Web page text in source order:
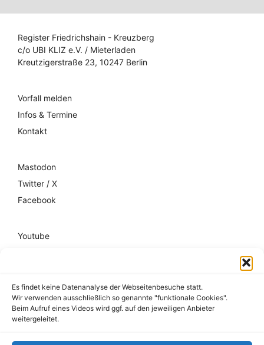
Es findet keine Datenanalyse der Webseitenbesuche statt.
Wir verwenden ausschließlich so genannte "funktionale Cookies".
Beim Aufruf eines Videos wird ggf. auf den jeweiligen Anbieter
weitergeleitet.
Register Friedrichshain - Kreuzberg
c/o UBI KLIZ e.V. / Mieterladen
Kreutzigerstraße 23, 10247 Berlin
Vorfall melden
Infos & Termine
Kontakt
Mastodon
Twitter / X
Facebook
Youtube
Impressum
Datenschutz